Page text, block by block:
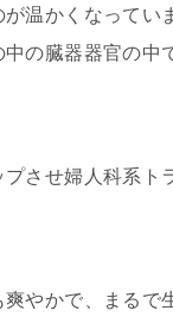
温かくなってい
の臓器器官の中
させ婦人科系ト
やかで、まるで